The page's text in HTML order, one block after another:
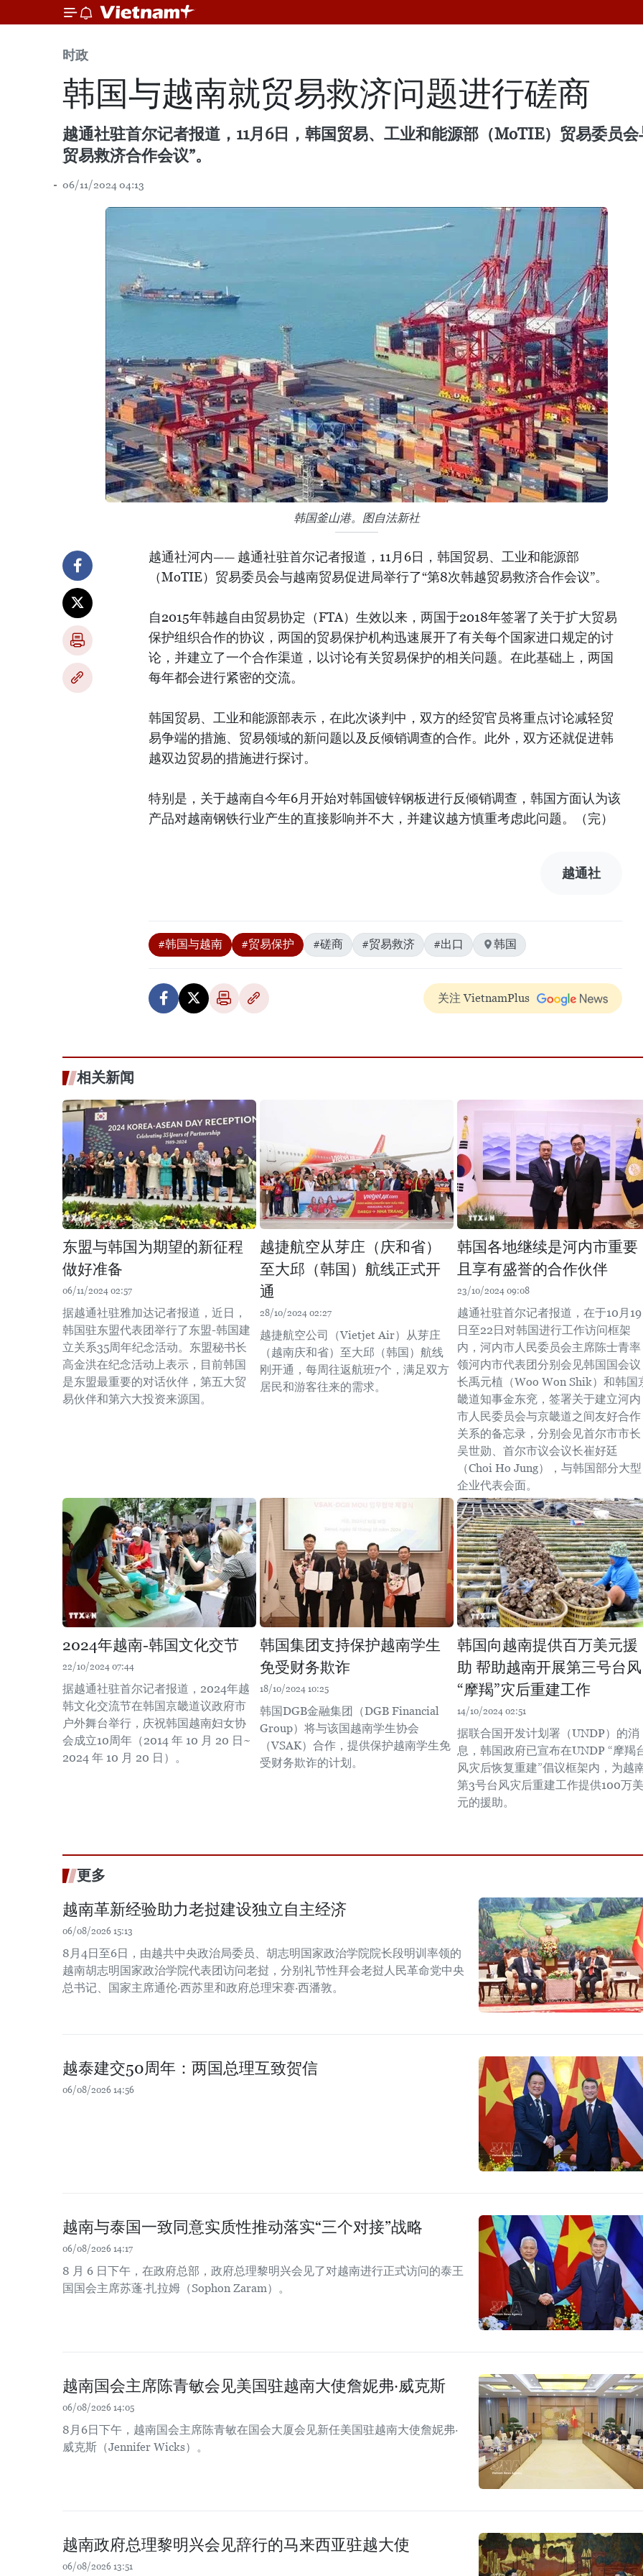
时政
韩国与越南就贸易救济问题进行磋商
越通社驻首尔记者报道，11月6日，韩国贸易、工业和能源部（MoTIE）贸易委员
贸易救济合作会议”。
06/11/2024 04:13
韩国釜山港。图自法新社
越通社河内—— 越通社驻首尔记者报道，11月6日，韩国贸易、工业和能源部
（MoTIE）贸易委员会与越南贸易促进局举行了“第8次韩越贸易救济合作会议”。
自2015年韩越自由贸易协定（FTA）生效以来，两国于2018年签署了关于扩大贸易
保护组织合作的协议，两国的贸易保护机构迅速展开了有关每个国家进口规定的讨
论，并建立了一个合作渠道，以讨论有关贸易保护的相关问题。在此基础上，两国
每年都会进行紧密的交流。
韩国贸易、工业和能源部表示，在此次谈判中，双方的经贸官员将重点讨论减轻贸
易争端的措施、贸易领域的新问题以及反倾销调查的合作。此外，双方还就促进韩
越双边贸易的措施进行探讨。
特别是，关于越南自今年6月开始对韩国镀锌钢板进行反倾销调查，韩国方面认为该
产品对越南钢铁行业产生的直接影响并不大，并建议越方慎重考虑此问题。（完）
越通社
#韩国与越南 #贸易保护 #磋商 #贸易救济 #出口 韩国
关注 VietnamPlus
相关新闻
东盟与韩国为期望的新征程
做好准备
06/11/2024 02:57
据越通社驻雅加达记者报道，近日，
韩国驻东盟代表团举行了东盟-韩国建
立关系35周年纪念活动。东盟秘书长
高金洪在纪念活动上表示，目前韩国
是东盟最重要的对话伙伴，第五大贸
易伙伴和第六大投资来源国。
越捷航空从芽庄（庆和省）
至大邱（韩国）航线正式开
通
28/10/2024 02:27
越捷航空公司（Vietjet Air）从芽庄
（越南庆和省）至大邱（韩国）航线
刚开通，每周往返航班7个，满足双方
居民和游客往来的需求。
韩国各地继续是河内市重要
且享有盛誉的合作伙伴
23/10/2024 09:08
越通社驻首尔记者报道，在于10月19
日至22日对韩国进行工作访问框架
内，河内市人民委员会主席陈士青率
领河内市代表团分别会见韩国国会议
长禹元植（Woo Won Shik）和韩国
畿道知事金东兖，签署关于建立河内
市人民委员会与京畿道之间友好合作
关系的备忘录，分别会见首尔市市长
吴世勋、首尔市议会议长崔好廷
（Choi Ho Jung），与韩国部分大型
企业代表会面。
2024年越南-韩国文化交节
22/10/2024 07:44
据越通社驻首尔记者报道，2024年越
韩文化交流节在韩国京畿道议政府市
户外舞台举行，庆祝韩国越南妇女协
会成立10周年（2014 年 10 月 20 日~
2024 年 10 月 20 日）。
韩国集团支持保护越南学生
免受财务欺诈
18/10/2024 10:25
韩国DGB金融集团（DGB Financial
Group）将与该国越南学生协会
（VSAK）合作，提供保护越南学生免
受财务欺诈的计划。
韩国向越南提供百万美元援
助 帮助越南开展第三号台风
“摩羯”灾后重建工作
14/10/2024 02:51
据联合国开发计划署（UNDP）的消
息，韩国政府已宣布在UNDP “摩羯
风灾后恢复重建”倡议框架内，为越
第3号台风灾后重建工作提供100万美
元的援助。
更多
越南革新经验助力老挝建设独立自主经济
06/08/2026 15:13
8月4日至6日，由越共中央政治局委员、胡志明国家政治学院院长段明训率领的
越南胡志明国家政治学院代表团访问老挝，分别礼节性拜会老挝人民革命党中央
总书记、国家主席通伦·西苏里和政府总理宋赛·西潘敦。
越泰建交50周年：两国总理互致贺信
06/08/2026 14:56
越南与泰国一致同意实质性推动落实“三个对接”战略
06/08/2026 14:17
8 月 6 日下午，在政府总部，政府总理黎明兴会见了对越南进行正式访问的泰王
国国会主席苏蓬·扎拉姆（Sophon Zaram）。
越南国会主席陈青敏会见美国驻越南大使詹妮弗·威克斯
06/08/2026 14:05
8月6日下午，越南国会主席陈青敏在国会大厦会见新任美国驻越南大使詹妮弗·
威克斯（Jennifer Wicks）。
越南政府总理黎明兴会见辞行的马来西亚驻越大使
06/08/2026 13:51